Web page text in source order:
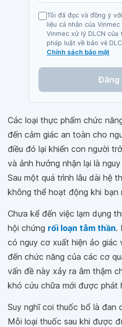
Tôi đã đọc và đồng ý
liệu cá nhân của
Vinmec xử lý DLCN
pháp luật về bảo vệ
Chính sách bảo mật
Đăng
Các loại thực phẩm chức
đến cảm giác an toàn cho
điều đó lại khiến con người
và ảnh hưởng nhận lại là
Sau một quá trình lâu dài hệ
không thể hoạt động khi bạn
Chưa kể đến việc lạm dụng
hội chứng rối loạn tâm thần.
có nguy cơ xuất hiện ảo giác
đến chức năng của các cơ
vấn đề này xảy ra âm thậm
khó cứu chữa mới được phát
Suy nghĩ coi thuốc bổ là
Mỗi loại thuốc sau khi được